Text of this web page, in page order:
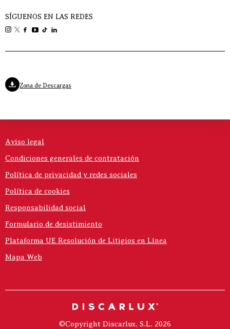
SÍGUENOS EN LAS REDES
Zona de Descargas
Aviso legal
Condiciones generales de contratación
Política de privacidad y redes sociales
Política de cookies
Responsabilidad social
Formulario de desistimiento
Plataforma UE Resolución de Litigios en Línea
Mapa Web
©Copyright Discarlux, S.L. 2026